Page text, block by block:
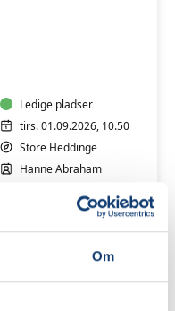
Om
Ledige pladser
tirs. 01.09.2026, 10.50
Store Heddinge
Hanne Abraham